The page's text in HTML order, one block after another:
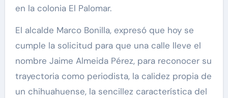
en la colonia El Palomar.
El alcalde Marco Bonilla, expresó que hoy se
cumple la solicitud para que una calle lleve el
nombre Jaime Almeida Pérez, para reconocer su
trayectoria como periodista, la calidez propia de
un chihuahuense, la sencillez característica del